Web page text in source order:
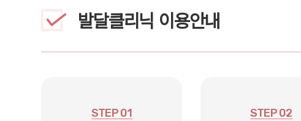
발달클리닉 이용안내
STEP 01 STEP 02